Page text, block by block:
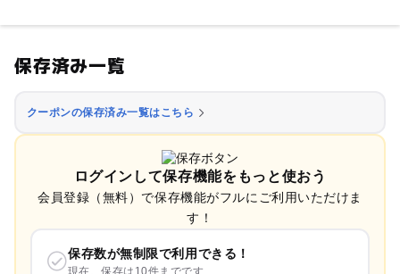
保存済み一覧
クーポンの保存済み一覧はこちら
ログインして保存機能をもっと使おう
会員登録（無料）で保存機能がフルにご利用いただけま
す！
保存数が無制限で利用できる！
現在、保存は10件までです